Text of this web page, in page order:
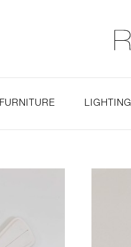
FURNITURE LIGHTING